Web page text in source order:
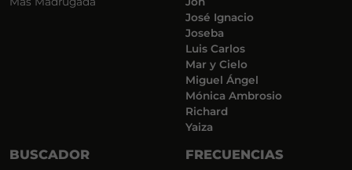
José Ignacio
Joseba
Luis Carlos
Mar y Cielo
Miguel Ángel
Mónica Ambrosio
Richard
Yaiza
BUSCADOR FRECUENCIAS